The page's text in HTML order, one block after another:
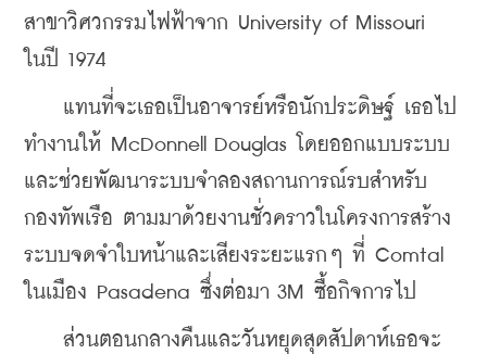
สาขาวิศวกรรมไฟฟ้าจาก University of Missouri
ในปี 1974
แทนที่จะเธอเป็นอาจารย์หรือนักประดิษฐ์ เธอไป
ทำงานให้ McDonnell Douglas โดยออกแบบระบบ
และช่วยพัฒนาระบบจำลองสถานการณ์รบสำหรับ
กองทัพเรือ ตามมาด้วยงานชั่วคราวในโครงการสร้าง
ระบบจดจำใบหน้าและเสียงระยะแรกๆ ที่ Comtal
ในเมือง Pasadena ซึ่งต่อมา 3M ซื้อกิจการไป
ส่วนตอนกลางคืนและวันหยุดสุดสัปดาห์เธอจะ